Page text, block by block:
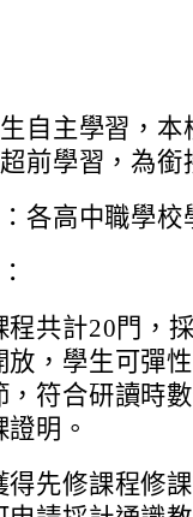
自主學習，
前學習，為銜
各高中職學校
程共計20門，
放，學生可彈
，符合研讀時
明。
得先修課程修